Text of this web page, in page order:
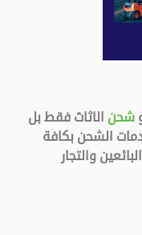
شحن الاثاث فقط بل
الشحن بكافة
والتجار